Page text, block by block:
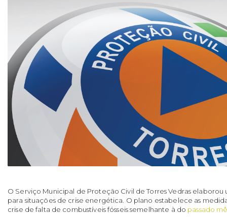
O Serviço Municipal de Proteção Civil de Torres Vedras
para situações de crise energética. O plano estabelece as
crise de falta de combustíveis fósseis semelhante à do passado